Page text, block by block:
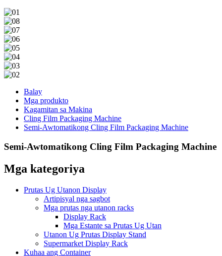
Balay
Mga produkto
Kagamitan sa Makina
Cling Film Packaging Machine
Semi-Awtomatikong Cling Film Packaging Machine
Semi-Awtomatikong Cling Film Packaging Machine
Mga kategoriya
Prutas Ug Utanon Display
Artipisyal nga sagbot
Mga prutas nga utanon racks
Display Rack
Mga Estante sa Prutas Ug Utan
Utanon Ug Prutas Display Stand
Supermarket Display Rack
Kuhaa ang Container